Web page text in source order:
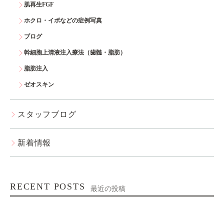
肌再生FGF
ホクロ・イボなどの症例写真
ブログ
幹細胞上清液注入療法（歯髄・脂肪）
脂肪注入
ゼオスキン
スタッフブログ
新着情報
RECENT POSTS 最近の投稿